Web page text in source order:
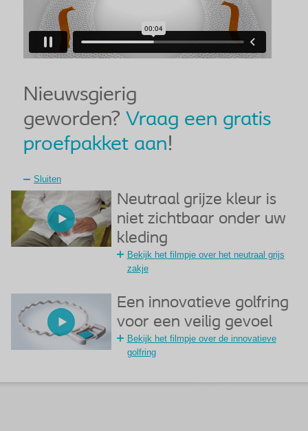
Nieuwsgierig
geworden? Vraag een gratis
proefpakket aan!
Sluiten
Neutraal grijze kleur is
niet zichtbaar onder uw
kleding
Bekijk het filmpje over het neutraal grijs
zakje
Een innovatieve golfring
voor een veilig gevoel
Bekijk het filmpje over de innovatieve
golfring